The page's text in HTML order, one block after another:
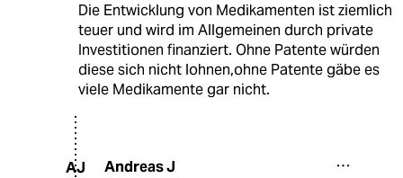
Die Entwicklung von Medikamenten ist ziemlich
teuer und wird im Allgemeinen durch private
Investitionen finanziert. Ohne Patente würden
diese sich nicht lohnen,ohne Patente gäbe es
viele Medikamente gar nicht.
AJ Andreas J